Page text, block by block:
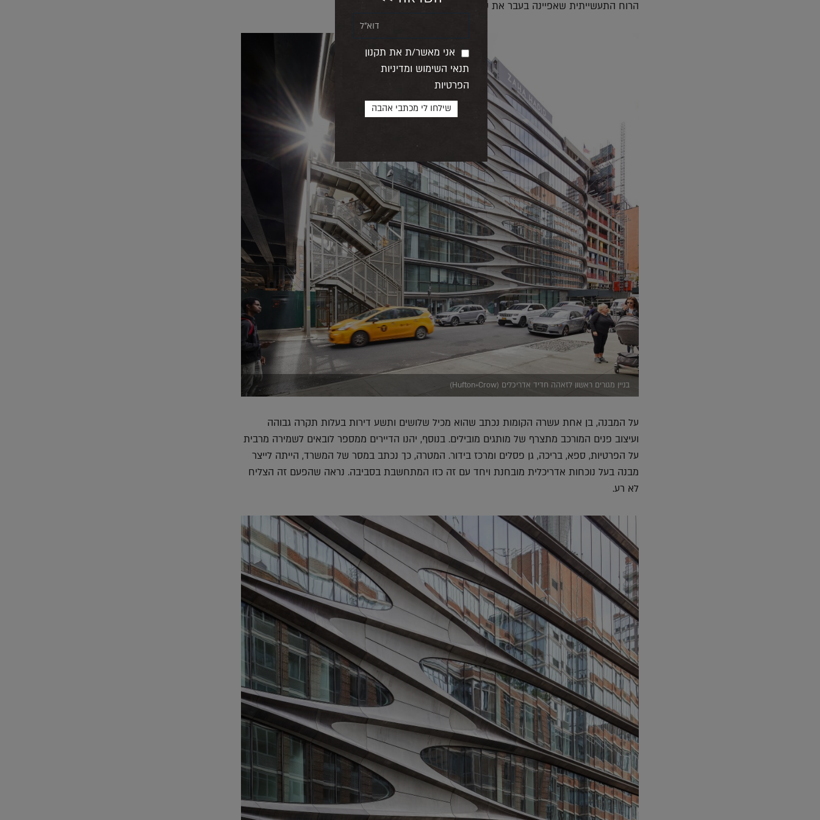
הרוח התעשייתית שאפיינה בעבר את שכונת צ'לסי ולכן אינו זר לה.
בניין מגורים ראשון לזאהה חדיד אדריכלים (Hufton+Crow)
על המבנה, בן אחת עשרה הקומות נכתב שהוא מכיל שלושים ותשע דירות בעלות תקרה גבוהה
ועיצוב פנים המורכב מתצרף של מותגים מובילים. בנוסף, יהנו הדיירים ממספר לובאים לשמירה מרבית
על הפרטיות, ספא, בריכה, גן פסלים ומרכז בידור. המטרה, כך נכתב במסר של המשרד, הייתה לייצר
מבנה בעל נוכחות אדריכלית מובחנת ויחד עם זה כזו המתחשבת בסביבה. נראה שהפעם זה הצליח
לא רע.
אני מאשר/ת את תקנון
תנאי השימוש ומדיניות
הפרטיות